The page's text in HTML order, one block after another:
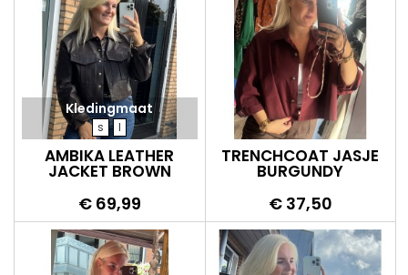
Kledingmaat
s l
AMBIKA LEATHER
JACKET BROWN
Prijs
€ 69,99
TRENCHCOAT JASJE
BURGUNDY
Prijs
€ 37,50